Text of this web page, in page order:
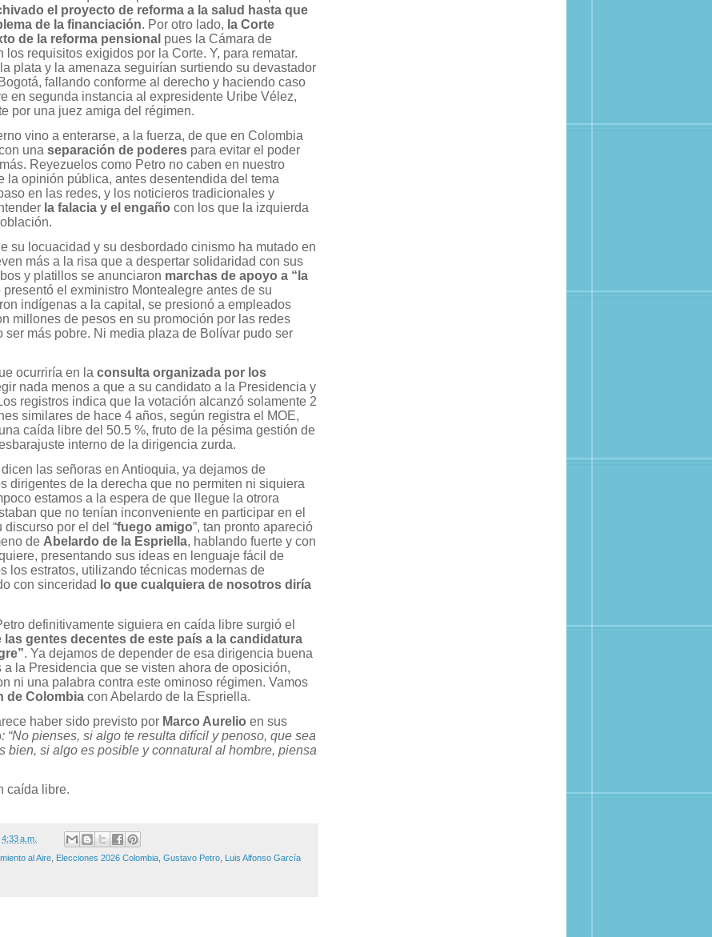
el proyecto de reforma a la salud hasta que
de la financiación. Por otro lado, la Corte
de la reforma pensional pues la Cámara de
requisitos exigidos por la Corte. Y, para rematar.
plata y la amenaza seguirían surtiendo su devastador
fallando conforme al derecho y haciendo caso
en segunda instancia al expresidente Uribe Vélez,
por una juez amiga del régimen.
vino a enterarse, a la fuerza, de que en Colombia
una separación de poderes para evitar el poder
Reyezuelos como Petro no caben en nuestro
la opinión pública, antes desentendida del tema
en las redes, y los noticieros tradicionales y
la falacia y el engaño con los que la izquierda
su locuacidad y su desbordado cinismo ha mutado en
más a la risa que a despertar solidaridad con sus
y platillos se anunciaron marchas de apoyo a “la
presentó el exministro Montealegre antes de su
indígenas a la capital, se presionó a empleados
millones de pesos en su promoción por las redes
más pobre. Ni media plaza de Bolívar pudo ser
ocurriría en la consulta organizada por los
nada menos a que a su candidato a la Presidencia y
registros indica que la votación alcanzó solamente 2
similares de hace 4 años, según registra el MOE,
caída libre del 50.5 %, fruto de la pésima gestión de
interno de la dirigencia zurda.
dicen las señoras en Antioquia, ya dejamos de
dirigentes de la derecha que no permiten ni siquiera
estamos a la espera de que llegue la otrora
que no tenían inconveniente en participar en el
por el del “fuego amigo”, tan pronto apareció
de Abelardo de la Espriella, hablando fuerte y con
presentando sus ideas en lenguaje fácil de
los estratos, utilizando técnicas modernas de
con sinceridad lo que cualquiera de nosotros diría
definitivamente siguiera en caída libre surgió el
las gentes decentes de este país a la candidatura
. Ya dejamos de depender de esa dirigencia buena
la Presidencia que se visten ahora de oposición,
ni una palabra contra este ominoso régimen. Vamos
de Colombia con Abelardo de la Espriella.
haber sido previsto por Marco Aurelio en sus
: “No pienses, si algo te resulta difícil y penoso, que sea
bien, si algo es posible y connatural al hombre, piensa
caída libre.
4:33 a.m.
al Aire, Elecciones 2026 Colombia, Gustavo Petro, Luis Alfonso García